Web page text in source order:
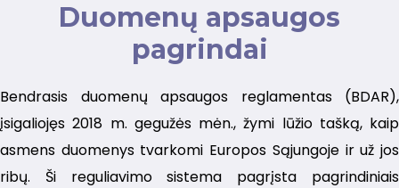
Duomenų apsaugos
pagrindai
Bendrasis duomenų apsaugos reglamentas (BDAR),
įsigaliojęs 2018 m. gegužės mėn., žymi lūžio tašką, kaip
asmens duomenys tvarkomi Europos Sąjungoje ir už jos
ribų. Ši reguliavimo sistema pagrįsta pagrindiniais